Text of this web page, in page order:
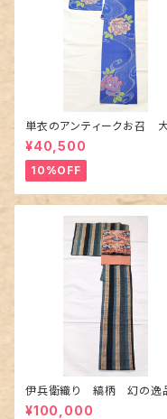
単衣のアンティークお召
の薔薇柄柄
¥40,500
10%OFF
伊兵衛織り 縞柄 幻の逸
¥100,000